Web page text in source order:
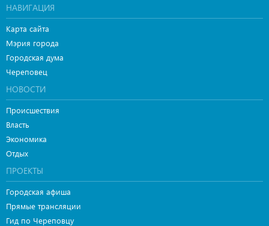
НАВИГАЦИЯ
Карта сайта
Мэрия города
Городская дума
Череповец
НОВОСТИ
Происшествия
Власть
Экономика
Отдых
ПРОЕКТЫ
Городская афиша
Прямые трансляции
Гид по Череповцу